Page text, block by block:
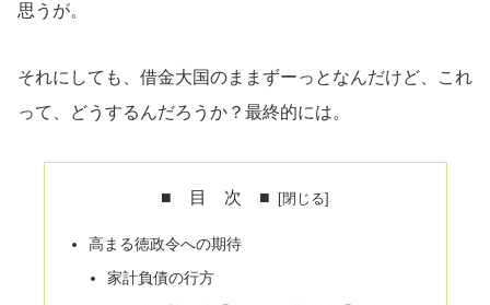
思うが。
それにしても、借金大国のままずーっとなんだけど、これ
って、どうするんだろうか？最終的には。
■ 目 次 ■
高まる徳政令への期待
家計負債の行方